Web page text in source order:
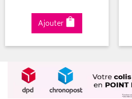
Ajouter